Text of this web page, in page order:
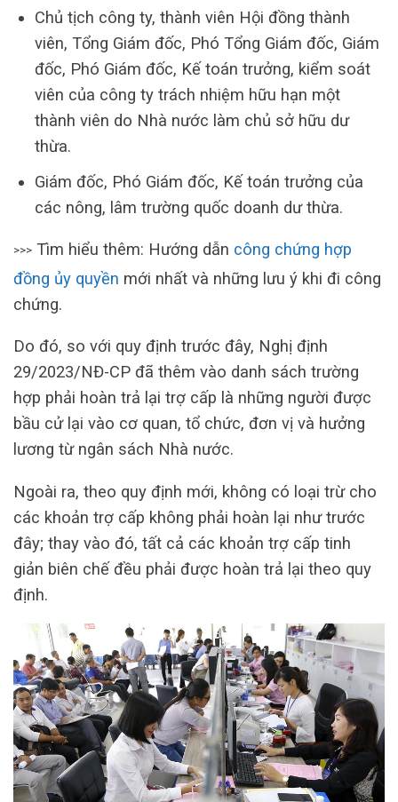
Chủ tịch công ty, thành viên Hội đồng thành
viên, Tổng Giám đốc, Phó Tổng Giám đốc, Giám
đốc, Phó Giám đốc, Kế toán trưởng, kiểm soát
viên của công ty trách nhiệm hữu hạn một
thành viên do Nhà nước làm chủ sở hữu dư
thừa.
Giám đốc, Phó Giám đốc, Kế toán trưởng của
các nông, lâm trường quốc doanh dư thừa.
>>> Tìm hiểu thêm: Hướng dẫn công chứng hợp
đồng ủy quyền mới nhất và những lưu ý khi đi công
chứng.
Do đó, so với quy định trước đây, Nghị định
29/2023/NĐ-CP đã thêm vào danh sách trường
hợp phải hoàn trả lại trợ cấp là những người được
bầu cử lại vào cơ quan, tổ chức, đơn vị và hưởng
lương từ ngân sách Nhà nước.
Ngoài ra, theo quy định mới, không có loại trừ cho
các khoản trợ cấp không phải hoàn lại như trước
đây; thay vào đó, tất cả các khoản trợ cấp tinh
giản biên chế đều phải được hoàn trả lại theo quy
định.